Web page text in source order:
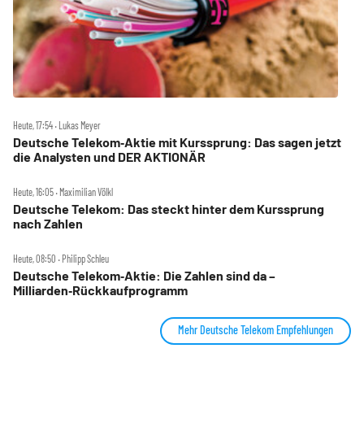
Heute, 17:54 ‧ Lukas Meyer
Deutsche Telekom‑Aktie mit Kurssprung: Das sagen jetzt
die Analysten und DER AKTIONÄR
Heute, 16:05 ‧ Maximilian Völkl
Deutsche Telekom: Das steckt hinter dem Kurssprung
nach Zahlen
Heute, 08:50 ‧ Philipp Schleu
Deutsche Telekom‑Aktie: Die Zahlen sind da –
Milliarden‑Rückkaufprogramm
Mehr Deutsche Telekom Empfehlungen